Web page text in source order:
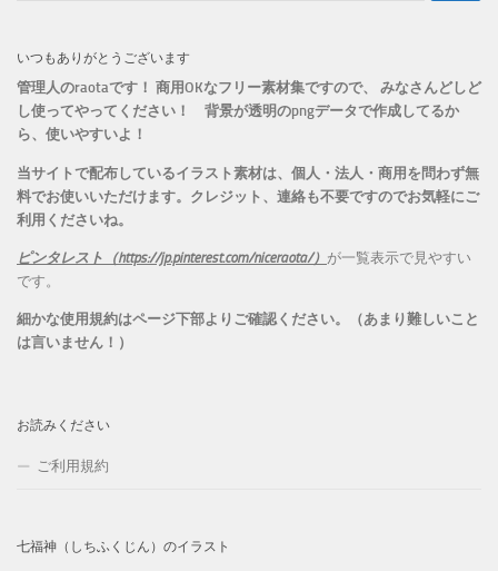
いつもありがとうございます
管理人のraotaです！ 商用OKなフリー素材集ですので、 みなさんどしど
し使ってやってください！ 背景が透明のpngデータで作成してるか
ら、 使いやすいよ！
当サイトで配布しているイラスト素材は、個人・法人・商用を問わず無
料でお使いいただけます。 クレジット、連絡も不要ですのでお気軽にご
利用くださいね。
ピンタレスト（https://jp.pinterest.com/niceraota/） が一覧表示で見やすい
です。
細かな使用規約はページ下部よりご確認ください。（あまり難しいこと
は言いません！）
お読みください
ご利用規約
七福神（しちふくじん）のイラスト